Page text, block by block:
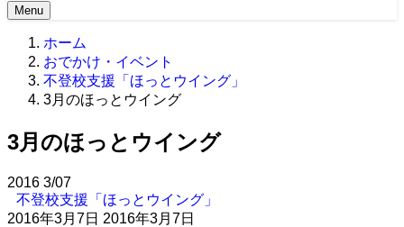
Menu
ホーム
おでかけ・イベント
不登校支援「ほっとウイング」
3月のほっとウイング
3月のほっとウイング
2016 3/07
不登校支援「ほっとウイング」
2016年3月7日 2016年3月7日